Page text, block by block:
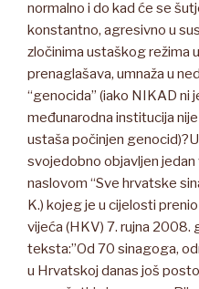
normalno i do kad će se
konstantno, agresivno u
zločinima ustaškog režima
prenaglašava, umnaža u
“genocida” (iako NIKAD ni
međunarodna institucija
ustaša počinjen
svojedobno objavljen
naslovom “Sve hrvatske
K.) kojeg je u cijelosti
vijeća (HKV) 7. rujna 2008.
teksta:”Od 70 sinagoga,
u Hrvatskoj danas još